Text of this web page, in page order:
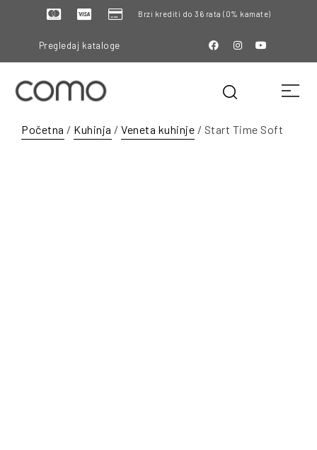
Brzi krediti do 36 rata (0% kamate)
Pregledaj kataloge
Početna / Kuhinja / Veneta kuhinje / Start Time Soft